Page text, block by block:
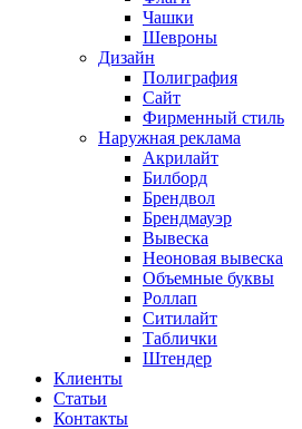
Чашки
Шевроны
Дизайн
Полиграфия
Сайт
Фирменный стиль
Наружная реклама
Акрилайт
Билборд
Брендвол
Брендмауэр
Вывеска
Неоновая вывеска
Объемные буквы
Роллап
Ситилайт
Таблички
Штендер
Клиенты
Статьи
Контакты